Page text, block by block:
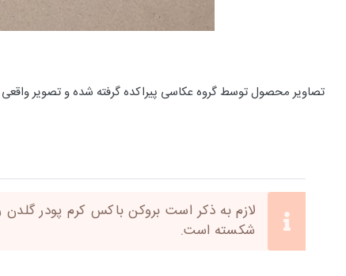
تصاویر محصول توسط گروه عکاسی پیراکده گرفته شده و تصویر
شکسته است.